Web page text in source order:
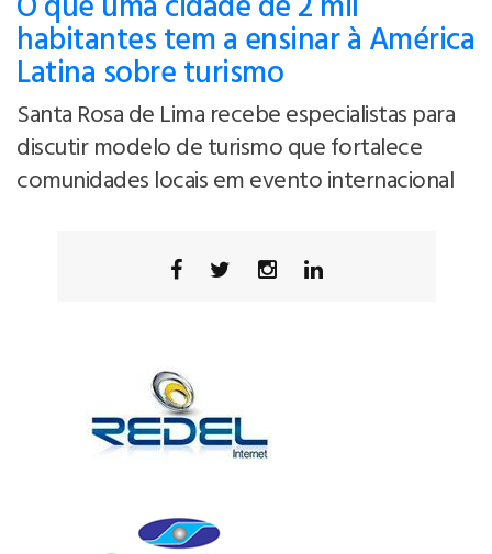
habitantes tem a ensinar à América
Latina sobre turismo
Santa Rosa de Lima recebe especialistas para
discutir modelo de turismo que fortalece
comunidades locais em evento internacional